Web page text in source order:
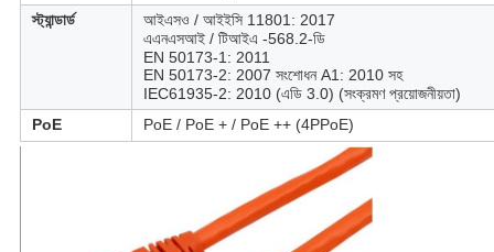
স্ট্যান্ডার্ড
আইএসও / আইইসি 11801: 2017
এএনএসআই / টিআইএ -568.2-ডি
EN 50173-1: 2011
EN 50173-2: 2007 সংশোধন A1: 2010 সহ
IEC61935-2: 2010 (এডি 3.0) (সংক্রমণ প্রয়োজনীয়তা)
PoE
PoE / PoE + / PoE ++ (4PPoE)